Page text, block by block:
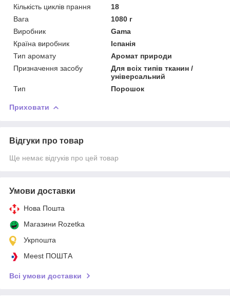
Кількість циклів прання
18
Вага
1080 г
Виробник
Gama
Країна виробник
Іспанія
Тип аромату
Аромат природи
Призначення засобу
Для всіх типів тканин /
універсальний
Тип
Порошок
Приховати
Відгуки про товар
Ще немає відгуків про цей товар
Умови доставки
Нова Пошта
Магазини Rozetka
Укрпошта
Meest ПОШТА
Всі умови доставки